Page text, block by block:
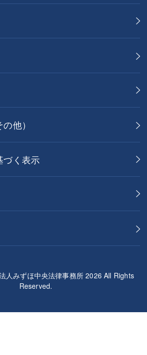
他）
づく表示
人みずほ中央法律事務所 2026 All Rights
Reserved.